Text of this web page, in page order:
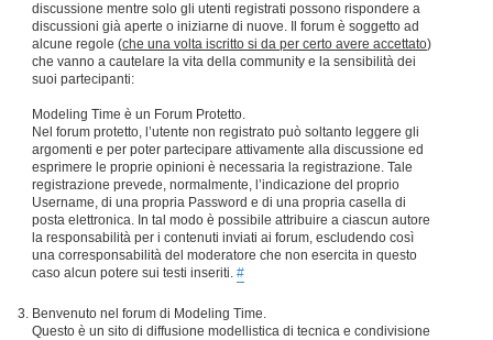
discussione mentre solo gli utenti registrati possono rispondere a
discussioni già aperte o iniziarne di nuove. Il forum è soggetto ad
alcune regole (che una volta iscritto si da per certo avere accettato)
che vanno a cautelare la vita della community e la sensibilità dei
suoi partecipanti:
Modeling Time è un Forum Protetto.
Nel forum protetto, l’utente non registrato può soltanto leggere gli
argomenti e per poter partecipare attivamente alla discussione ed
esprimere le proprie opinioni è necessaria la registrazione. Tale
registrazione prevede, normalmente, l’indicazione del proprio
Username, di una propria Password e di una propria casella di
posta elettronica. In tal modo è possibile attribuire a ciascun autore
la responsabilità per i contenuti inviati ai forum, escludendo così
una corresponsabilità del moderatore che non esercita in questo
caso alcun potere sui testi inseriti. #
Benvenuto nel forum di Modeling Time.
Questo è un sito di diffusione modellistica di tecnica e condivisione